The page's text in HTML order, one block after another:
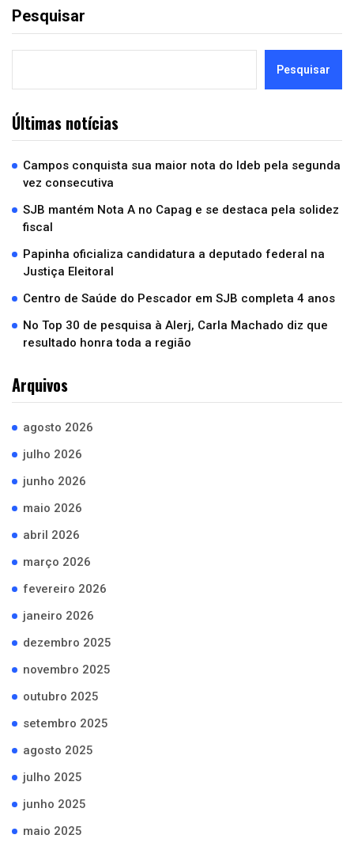
Pesquisar
Pesquisar
Últimas notícias
Campos conquista sua maior nota do Ideb pela segunda
vez consecutiva
SJB mantém Nota A no Capag e se destaca pela solidez
fiscal
Papinha oficializa candidatura a deputado federal na
Justiça Eleitoral
Centro de Saúde do Pescador em SJB completa 4 anos
No Top 30 de pesquisa à Alerj, Carla Machado diz que
resultado honra toda a região
Arquivos
agosto 2026
julho 2026
junho 2026
maio 2026
abril 2026
março 2026
fevereiro 2026
janeiro 2026
dezembro 2025
novembro 2025
outubro 2025
setembro 2025
agosto 2025
julho 2025
junho 2025
maio 2025